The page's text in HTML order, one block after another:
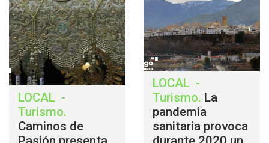
LOCAL -
Turismo.
Caminos de
LOCAL -
Turismo. La
pandemia
sanitaria provoca